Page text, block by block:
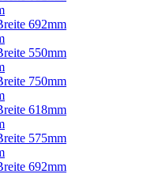
692mm
550mm
750mm
618mm
575mm
692mm